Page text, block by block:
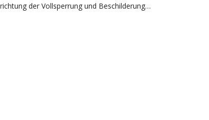
der Vollsperrung und Beschilderung…